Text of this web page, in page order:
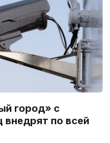
город» с
внедрят по всей